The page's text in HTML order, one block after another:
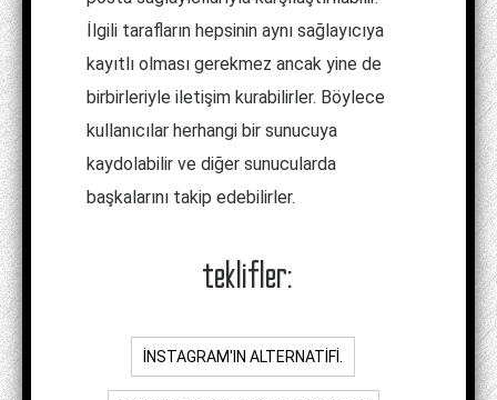
İlgili tarafların hepsinin aynı sağlayıcıya
kayıtlı olması gerekmez ancak yine de
birbirleriyle iletişim kurabilirler. Böylece
kullanıcılar herhangi bir sunucuya
kaydolabilir ve diğer sunucularda
başkalarını takip edebilirler.
teklifler:
INSTAGRAM'IN ALTERNATIFI.